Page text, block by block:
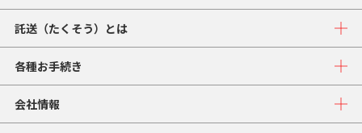
託送（たくそう）とは
各種お手続き
会社情報